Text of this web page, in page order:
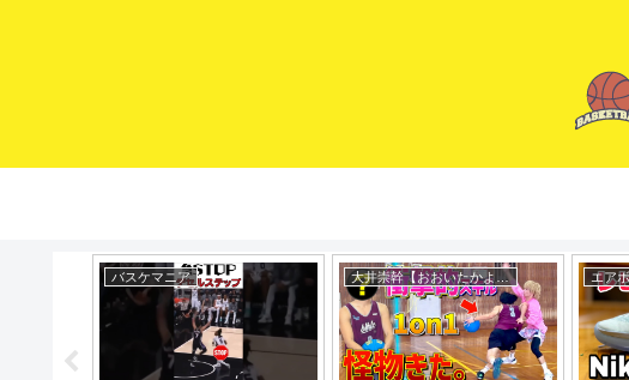
KYONOSUKE mituaki TV